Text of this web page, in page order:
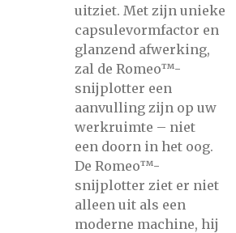
uitziet. Met zijn unieke
capsulevormfactor en
glanzend afwerking,
zal de Romeo™-
snijplotter een
aanvulling zijn op uw
werkruimte – niet
een doorn in het oog.
De Romeo™-
snijplotter ziet er niet
alleen uit als een
moderne machine, hij